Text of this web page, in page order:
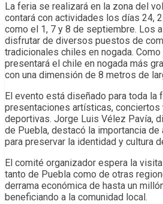
La feria se realizará en la zona del
contará con actividades los días 24,
como el 1, 7 y 8 de septiembre. Los
disfrutar de diversos puestos de
tradicionales chiles en nogada.
presentará el chile en nogada más
con una dimensión de 8 metros de
El evento está diseñado para toda la
presentaciones artísticas, conciertos
deportivas. Jorge Luis Vélez Pavía,
de Puebla, destacó la importancia
para preservar la identidad y cultura
El comité organizador espera la
tanto de Puebla como de otras
derrama económica de hasta un
beneficiando a la comunidad local.